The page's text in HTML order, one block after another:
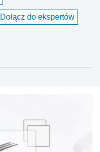
Dołącz do ekspertów